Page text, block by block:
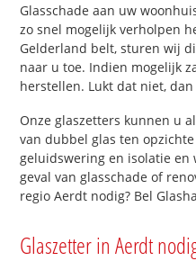
Glasschade aan uw
zo snel mogelijk verholpen
Gelderland belt, sturen wij
naar u toe. Indien mogelijk
herstellen. Lukt dat niet,
Onze glaszetters kunnen u
van dubbel glas ten
geluidswering en isolatie
geval van glasschade of
regio Aerdt nodig? Bel
Glaszetter in Aerdt